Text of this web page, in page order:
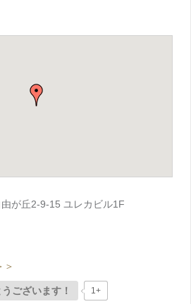
が丘2-9-15 ユレカビル1F
＞
ございます！ 1+